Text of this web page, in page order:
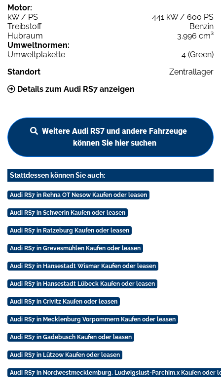
Motor:
kW / PS
441 kW / 600 PS
Treibstoff
Benzin
Hubraum
3.996 cm³
Umweltnormen:
Umweltplakette
4 (Green)
Standort
Zentrallager
Details zum Audi RS7 anzeigen
Weitere Audi RS7 und andere Fahrzeuge
können Sie hier suchen
Stattdessen können Sie auch:
Audi RS7 in Rehna OT Nesow Kaufen oder leasen
Audi RS7 in Schwerin Kaufen oder leasen
Audi RS7 in Ratzeburg Kaufen oder leasen
Audi RS7 in Grevesmühlen Kaufen oder leasen
Audi RS7 in Hansestadt Wismar Kaufen oder leasen
Audi RS7 in Hansestadt Lübeck Kaufen oder leasen
Audi RS7 in Crivitz Kaufen oder leasen
Audi RS7 in Mecklenburg Vorpommern Kaufen oder leasen
Audi RS7 in Gadebusch Kaufen oder leasen
Audi RS7 in Lützow Kaufen oder leasen
Audi RS7 in Nordwestmecklemburg, Ludwigslust-Parchim,x Kaufen oder